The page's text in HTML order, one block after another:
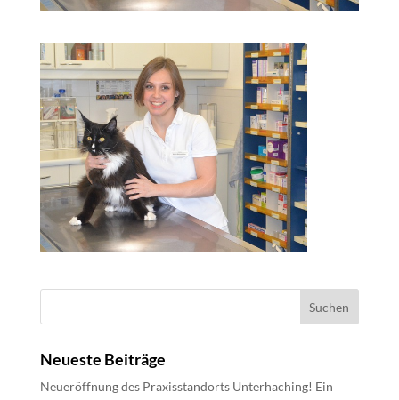
Suchen
Neueste Beiträge
Neueröffnung des Praxisstandorts Unterhaching! Ein